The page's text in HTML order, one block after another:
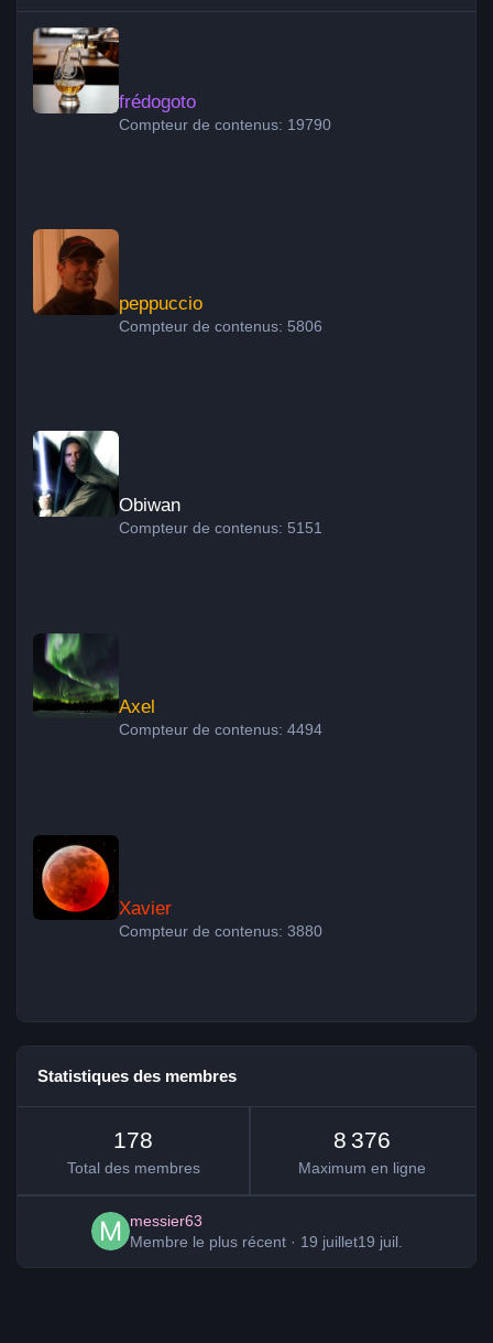
frédogoto
Compteur de contenus: 19790
peppuccio
Compteur de contenus: 5806
Obiwan
Compteur de contenus: 5151
Axel
Compteur de contenus: 4494
Xavier
Compteur de contenus: 3880
Statistiques des membres
178
Total des membres
8 376
Maximum en ligne
messier63
Membre le plus récent · 19 juillet19 juil.